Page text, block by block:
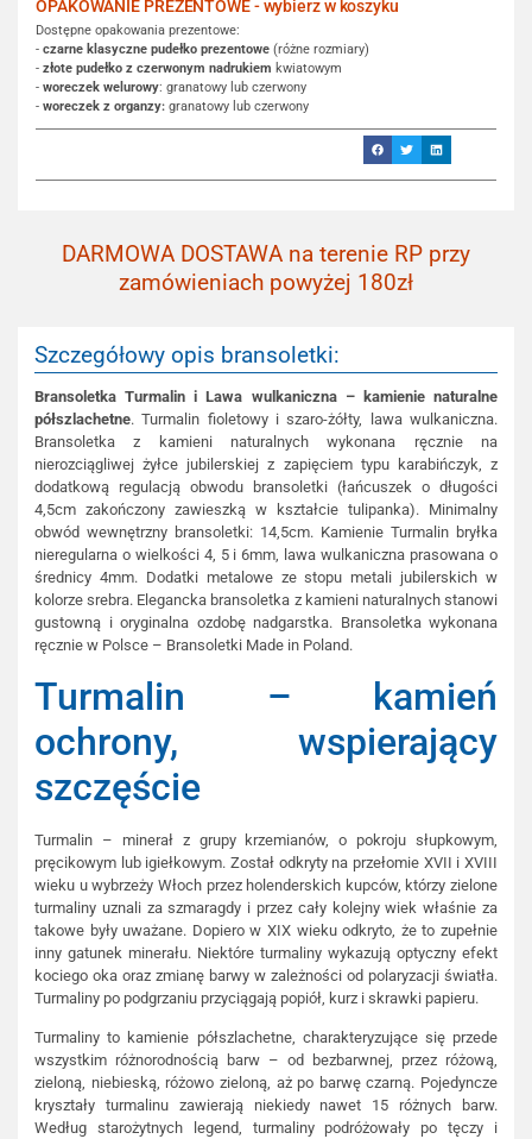
OPAKOWANIE PREZENTOWE - wybierz w koszyku
Dostępne opakowania prezentowe:
- czarne klasyczne pudełko prezentowe (różne rozmiary)
- złote pudełko z czerwonym nadrukiem kwiatowym
- woreczek welurowy: granatowy lub czerwony
- woreczek z organzy: granatowy lub czerwony
DARMOWA DOSTAWA na terenie RP przy
zamówieniach powyżej 180zł
Szczegółowy opis bransoletki:
Bransoletka Turmalin i Lawa wulkaniczna – kamienie naturalne
półszlachetne. Turmalin fioletowy i szaro-żółty, lawa wulkaniczna.
Bransoletka z kamieni naturalnych wykonana ręcznie na
nierozciągliwej żyłce jubilerskiej z zapięciem typu karabińczyk, z
dodatkową regulacją obwodu bransoletki (łańcuszek o długości
4,5cm zakończony zawieszką w kształcie tulipanka). Minimalny
obwód wewnętrzny bransoletki: 14,5cm. Kamienie Turmalin bryłka
nieregularna o wielkości 4, 5 i 6mm, lawa wulkaniczna prasowana o
średnicy 4mm. Dodatki metalowe ze stopu metali jubilerskich w
kolorze srebra. Elegancka bransoletka z kamieni naturalnych stanowi
gustowną i oryginalna ozdobę nadgarstka. Bransoletka wykonana
ręcznie w Polsce – Bransoletki Made in Poland.
Turmalin – kamień
ochrony, wspierający
szczęście
Turmalin – minerał z grupy krzemianów, o pokroju słupkowym,
pręcikowym lub igiełkowym. Został odkryty na przełomie XVII i XVIII
wieku u wybrzeży Włoch przez holenderskich kupców, którzy zielone
turmaliny uznali za szmaragdy i przez cały kolejny wiek właśnie za
takowe były uważane. Dopiero w XIX wieku odkryto, że to zupełnie
inny gatunek minerału. Niektóre turmaliny wykazują optyczny efekt
kociego oka oraz zmianę barwy w zależności od polaryzacji światła.
Turmaliny po podgrzaniu przyciągają popiół, kurz i skrawki papieru.
Turmaliny to kamienie półszlachetne, charakteryzujące się przede
wszystkim różnorodnością barw – od bezbarwnej, przez różową,
zieloną, niebieską, różowo zieloną, aż po barwę czarną. Pojedyncze
kryształy turmalinu zawierają niekiedy nawet 15 różnych barw.
Według starożytnych legend, turmaliny podróżowały po tęczy i